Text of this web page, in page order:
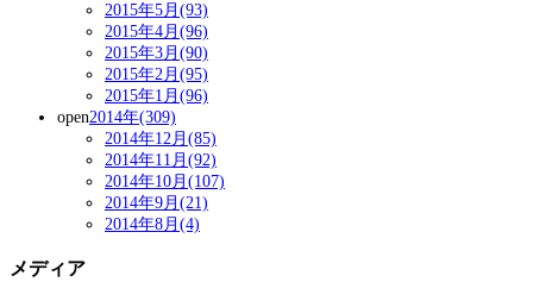
2015年5月(93)
2015年4月(96)
2015年3月(90)
2015年2月(95)
2015年1月(96)
open2014年(309)
2014年12月(85)
2014年11月(92)
2014年10月(107)
2014年9月(21)
2014年8月(4)
メディア